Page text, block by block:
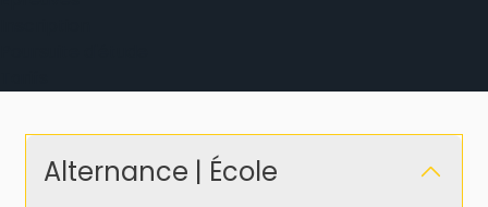
Alternance | École